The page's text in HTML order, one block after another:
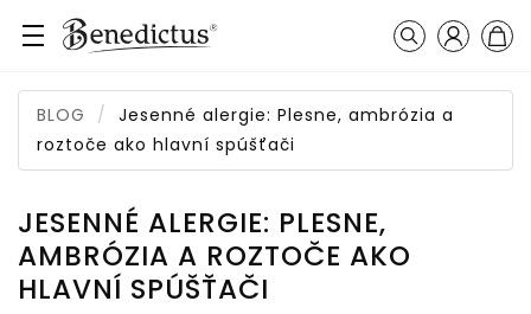
Vyhľadávanie
Košík
BLOG
Jesenné alergie: Plesne, ambrózia a
roztoče ako hlavní spúšťači
JESENNÉ ALERGIE: PLESNE,
AMBRÓZIA A ROZTOČE AKO
HLAVNÍ SPÚŠŤAČI